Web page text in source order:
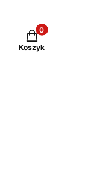
Produkty w
Koszyk